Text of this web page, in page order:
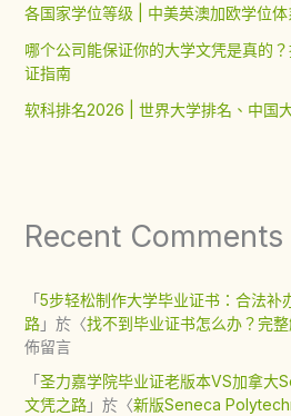
各国家学位等级 | 中美英澳加欧学位
哪个公司能保证你的大学文凭是真的
证指南
软科排名2026 | 世界大学排名、中国
Recent Comments
「5步轻松制作大学毕业证书：合法补
路」於〈找不到毕业证书怎么办？完
佈留言
「圣力嘉学院毕业证老版本VS加拿大
文凭之路」於〈新版Seneca